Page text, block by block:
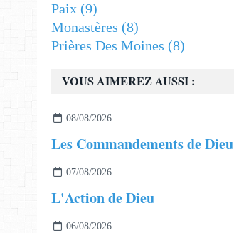
VOUS AIMEREZ AUSSI :
08/08/2026
Les Commandements de Dieu
07/08/2026
L'Action de Dieu
06/08/2026
Paix (9)
Monastères (8)
Prières Des Moines (8)